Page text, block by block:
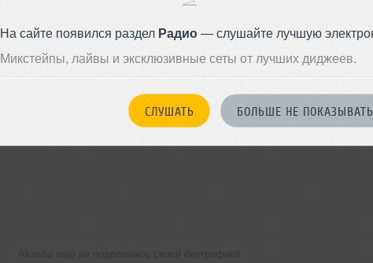
На сайте появился раздел Радио— слушайте лучшую
Микстейпы, лайвы и эксклюзивные сеты от лучших диджеев.
СЛУШАТЬ БОЛЬШЕ НЕ ПОКАЗЫВАТЬ